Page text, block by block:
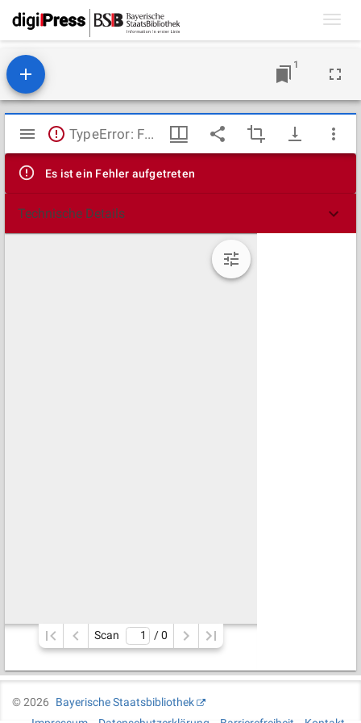
1
Mirador
Viewer
TypeError: Failed to fetch
Es ist ein Fehler aufgetreten
Technische Details
Scan / 0
©2026
Bayerische Staatsbibliothek